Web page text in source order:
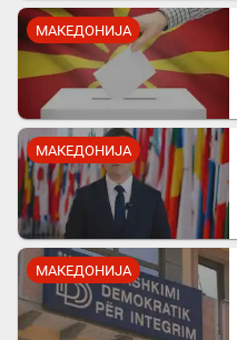
МАКЕДОНИЈА
МАКЕДОНИЈА
МАКЕДОНИЈА